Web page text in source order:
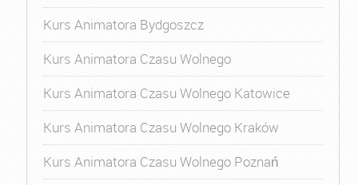
Kurs Animatora Bydgoszcz
Kurs Animatora Czasu Wolnego
Kurs Animatora Czasu Wolnego Katowice
Kurs Animatora Czasu Wolnego Kraków
Kurs Animatora Czasu Wolnego Poznań